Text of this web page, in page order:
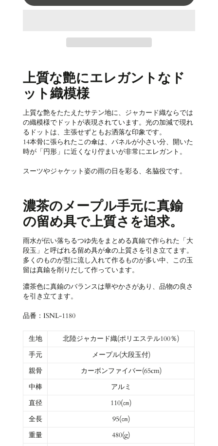
上質な艶にエレガントなド
ット織模様
上質な艶をたたえたサテン地に、ジャカード織ならでは
の織模様でドットが表現されています。光の加減で現れ
るドットは、主張せずともお洒落な印象です。
14本骨に張られたこの傘は、パネルが小さい分、開いた
時が「円形」に近くなり佇まいが非常にエレガント。
スーツやジャケット姿の雨の日を彩る、名脇役です。
濃茶のメープル手元に真鍮
の留め具で上質さを追求。
雨水が伝い落ちるつゆ先をまとめる真鍮で作られた「大
段玉」と呼ばれる留め具が傘の上質さを引き立てます。
多くのものが型に流し入れて作るものが多い中、この玉
留は真鍮を削りだして作っています。
濃茶色に真鍮のバランスは華やかさがあり、品物の良さ
を引き立てます。
品番：ISNL-1180
生地
北陸ジャカード織(ポリエステル100％)
手元
メープル(大段玉付)
親骨
カーボンファイバー(65cm)
中棒
アルミ
直径
110(㎝)
全長
95(㎝)
重量
480(g)